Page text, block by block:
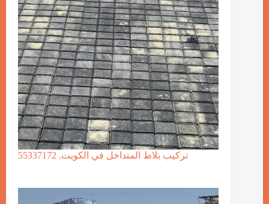
تركيب بلاط المتداخل في الكويت. 55337172